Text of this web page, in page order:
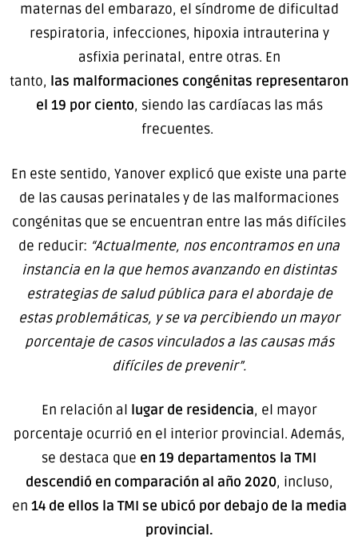
maternas del embarazo, el síndrome de dificultad
respiratoria, infecciones, hipoxia intrauterina y
asfixia perinatal, entre otras. En
tanto, las malformaciones congénitas representaron
el 19 por ciento, siendo las cardíacas las más
frecuentes.
En este sentido, Yanover explicó que existe una parte
de las causas perinatales y de las malformaciones
congénitas que se encuentran entre las más difíciles
de reducir: “Actualmente, nos encontramos en una
instancia en la que hemos avanzando en distintas
estrategias de salud pública para el abordaje de
estas problemáticas, y se va percibiendo un mayor
porcentaje de casos vinculados a las causas más
difíciles de prevenir”.
En relación al lugar de residencia, el mayor
porcentaje ocurrió en el interior provincial. Además,
se destaca que en 19 departamentos la TMI
descendió en comparación al año 2020, incluso,
en 14 de ellos la TMI se ubicó por debajo de la media
provincial.